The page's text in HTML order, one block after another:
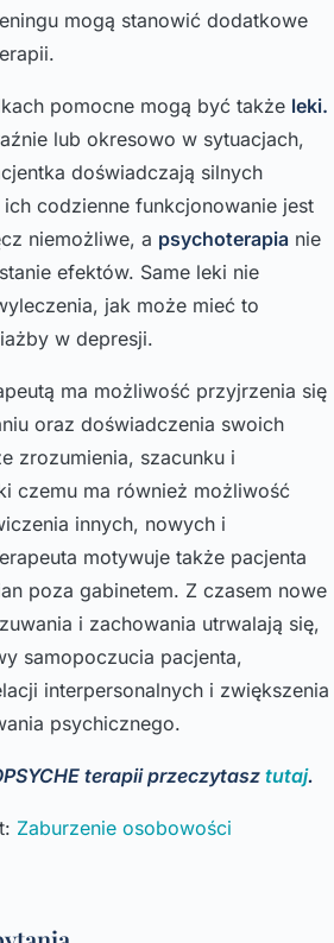
mogą stanowić dodatkowe
pomocne mogą być także leki.
lub okresowo w sytuacjach,
doświadczają silnych
codzienne funkcjonowanie jest
niemożliwe, a psychoterapia nie
efektów. Same leki nie
jak może mieć to
w depresji.
ma możliwość przyjrzenia się
oraz doświadczenia swoich
zrozumienia, szacunku i
czemu ma również możliwość
innych, nowych i
motywuje także pacjenta
poza gabinetem. Z czasem nowe
i zachowania utrwalają się,
samopoczucia pacjenta,
interpersonalnych i zwiększenia
psychicznego.
terapii przeczytasz tutaj.
Zaburzenie osobowości